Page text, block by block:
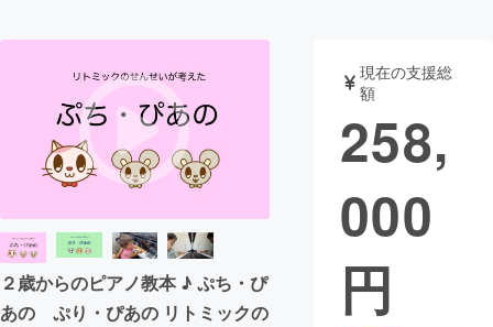
２歳からのピアノ教本 ♪ ぷち・ぴ
あの ぷり・ぴあの リトミックの
現在の支援総
額
258,
000
円